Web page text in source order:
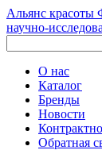
Альянс красоты
научно-
О нас
Каталог
Бренды
Новости
Обратная